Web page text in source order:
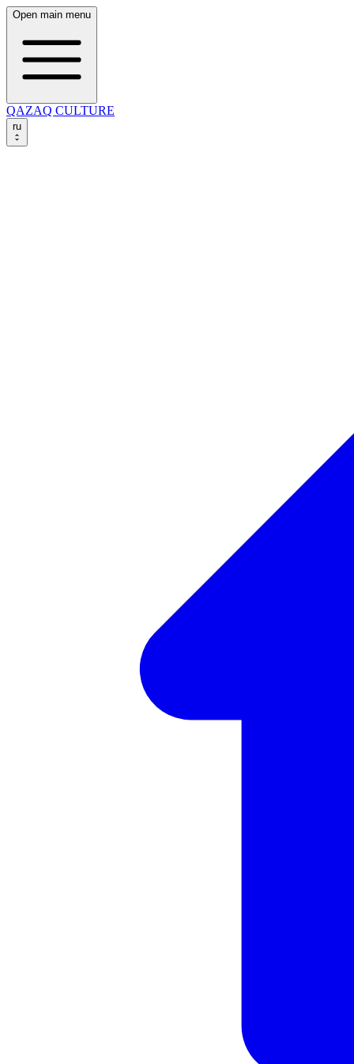
Open main menu
QAZAQ CULTURE
ru